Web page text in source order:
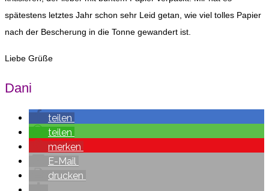
spätestens letztes Jahr schon sehr Leid getan, wie viel tolles Papier
nach der Bescherung in die Tonne gewandert ist.
Liebe Grüße
Dani
teilen
teilen
merken
E-Mail
drucken